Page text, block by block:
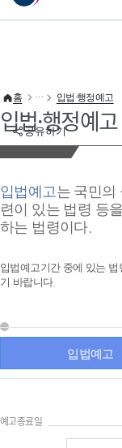
이 누리집은 대한민국 공식
공유하기
홈 입법·행정예고
입법·행정예고
입법예고는 국민의
련이 있는 법령 등
하는 법령이다.
입법예고기간 중에 있는 법
기 바랍니다.
입법예고
예고종료일